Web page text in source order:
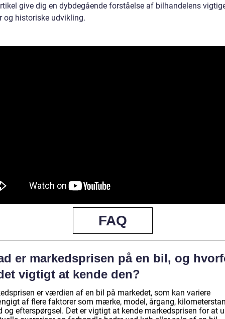
give dig en dybdegående forståelse af bilhandelens
og historiske udvikling.
FAQ
er markedsprisen på en bil, og
vigtigt at kende den?
er værdien af en bil på markedet, som kan variere
af flere faktorer som mærke, model, årgang,
og efterspørgsel. Det er vigtigt at kende markedsprisen for at